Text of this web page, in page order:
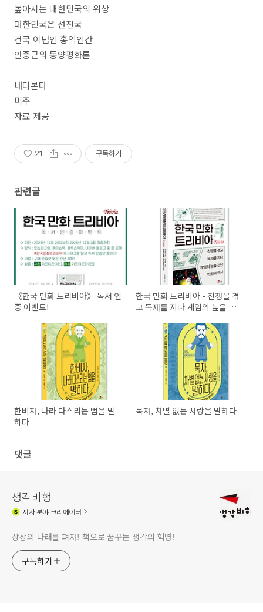
높아지는 대한민국의 위상
대한민국은 선진국
건국 이념인 홍익인간
안중근의 동양평화론
내다본다
미주
자료 제공
21 구독하기
관련글
《한국 만화 트리비아》 독서 인
증 이벤트!
한국 만화 트리비아 - 전쟁을 겪
고 독재를 지나 계엄의 늪을 건
한비자, 나라 다스리는 법을 말
하다
묵자, 차별 없는 사랑을 말하다
댓글
생각비행
시사분야 크리에이터
상상의 나래를 펴자! 책으로 꿈꾸는 생각의 혁명!
구독하기